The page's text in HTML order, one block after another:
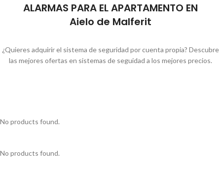
ALARMAS PARA EL APARTAMENTO EN
Aielo de Malferit
¿Quieres adquirir el sistema de seguridad por cuenta propia? Descubre
las mejores ofertas en sistemas de seguidad a los mejores precios.
No products found.
No products found.